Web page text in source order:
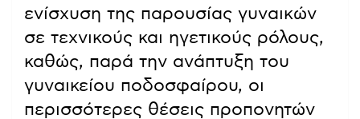
ενίσχυση της παρουσίας γυναικών
σε τεχνικούς και ηγετικούς ρόλους,
καθώς, παρά την ανάπτυξη του
γυναικείου ποδοσφαίρου, οι
περισσότερες θέσεις προπονητών